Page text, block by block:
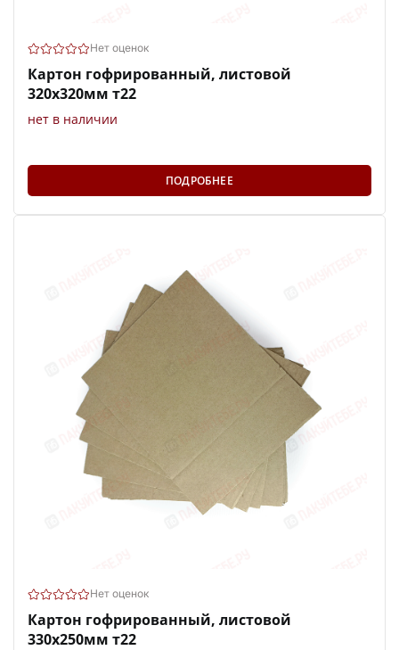
Нет оценок
Картон гофрированный, листовой
320х320мм т22
нет в наличии
ПОДРОБНЕЕ
Нет оценок
Картон гофрированный, листовой
330х250мм т22